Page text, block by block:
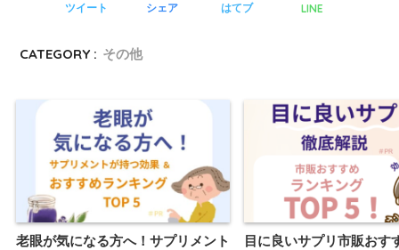
ツイート シェア はてブ LINE
CATEGORY : その他
老眼が気になる方へ！サプリメント
目に良いサプリ市販おす